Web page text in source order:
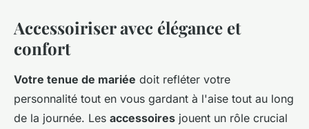
Accessoiriser avec élégance et
confort
Votre tenue de mariée doit refléter votre
personnalité tout en vous gardant à l'aise tout au long
de la journée. Les accessoires jouent un rôle crucial